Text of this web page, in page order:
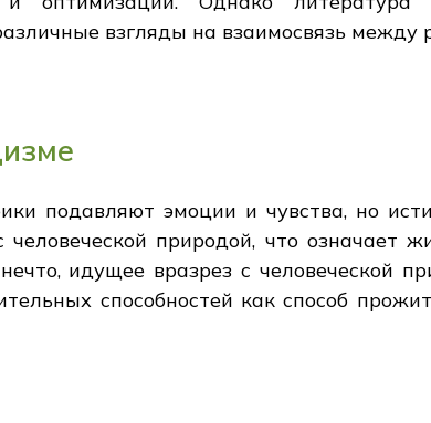
взгляды на взаимосвязь между
подавляют эмоции и чувства, но
природой, что означает
идущее вразрез с человеческой
способностей как способ